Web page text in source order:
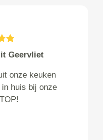
Geervliet
onze keuken
huis bij onze